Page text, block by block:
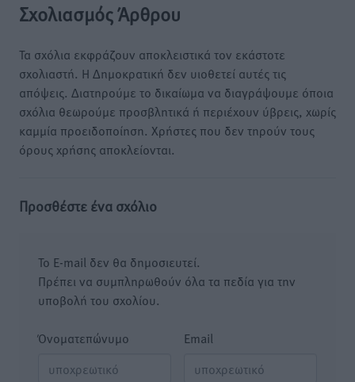
Σχολιασμός Άρθρου
Τα σχόλια εκφράζουν αποκλειστικά τον εκάστοτε
σχολιαστή. Η Δημοκρατική δεν υιοθετεί αυτές τις
απόψεις. Διατηρούμε το δικαίωμα να διαγράψουμε όποια
σχόλια θεωρούμε προσβλητικά ή περιέχουν ύβρεις, χωρίς
καμμία προειδοποίηση. Χρήστες που δεν τηρούν τους
όρους χρήσης αποκλείονται.
Προσθέστε ένα σχόλιο
Το E-mail δεν θα δημοσιευτεί.
Πρέπει να συμπληρωθούν όλα τα πεδία για την
υποβολή του σχολίου.
Όνοματεπώνυμο Email